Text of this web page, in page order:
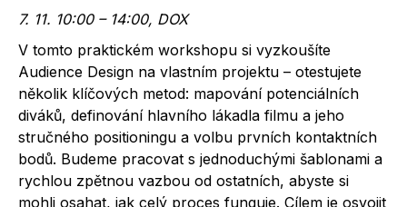
7. 11. 10:00 – 14:00, DOX
V tomto praktickém workshopu si vyzkoušíte
Audience Design na vlastním projektu – otestujete
několik klíčových metod: mapování potenciálních
diváků, definování hlavního lákadla filmu a jeho
stručného positioningu a volbu prvních kontaktních
bodů. Budeme pracovat s jednoduchými šablonami a
rychlou zpětnou vazbou od ostatních, abyste si
mohli osahat, jak celý proces funguje. Cílem je osvojit